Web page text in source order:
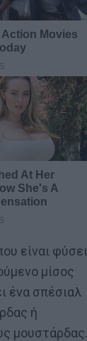
είναι φύσει
μίσος
ένα σπέσιαλ
ή
μουστάρδας.